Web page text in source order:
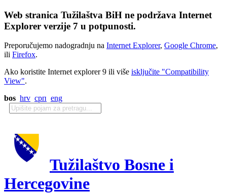
Web stranica Tužilaštva BiH ne podržava Internet
Explorer verzije 7 u potpunosti.
Preporučujemo nadogradnju na Internet Explorer, Google Chrome,
ili Firefox.
Ako koristite Internet explorer 9 ili više isključite "Compatibility
View".
bos hrv срп eng
Tužilaštvo Bosne i
Hercegovine